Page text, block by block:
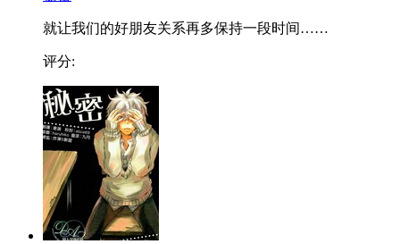
就让我们的好朋友关系再多保持一段时间……
评分: